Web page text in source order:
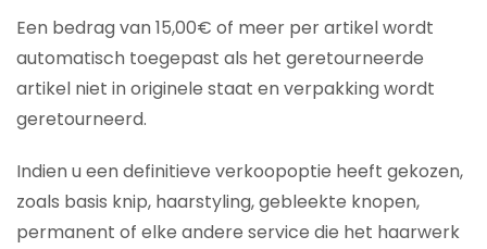
Een bedrag van 15,00€ of meer per artikel wordt
automatisch toegepast als het geretourneerde
artikel niet in originele staat en verpakking wordt
geretourneerd.
Indien u een definitieve verkoopoptie heeft gekozen,
zoals basis knip, haarstyling, gebleekte knopen,
permanent of elke andere service die het haarwerk